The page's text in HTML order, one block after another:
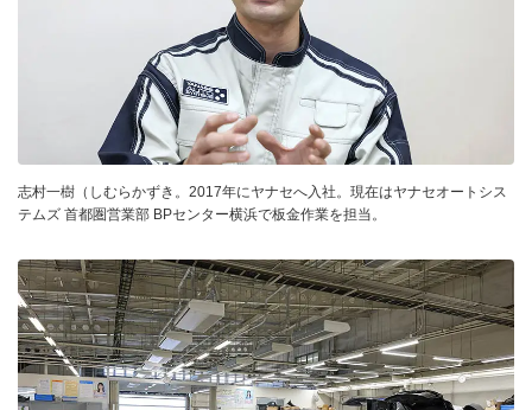
志村一樹（しむらかずき。2017年にヤナセへ入社。現在はヤナセオートシス
テムズ 首都圏営業部 BPセンター横浜で板金作業を担当。